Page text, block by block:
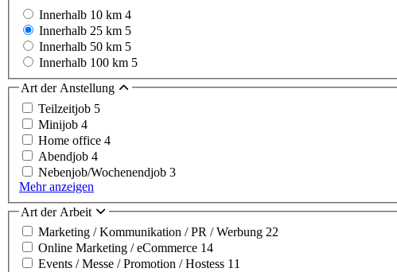
Innerhalb 10 km 4
Innerhalb 25 km 5
Innerhalb 50 km 5
Innerhalb 100 km 5
Art der Anstellung
Teilzeitjob 5
Minijob 4
Home office 4
Abendjob 4
Nebenjob/Wochenendjob 3
Mehr anzeigen
Art der Arbeit
Marketing / Kommunikation / PR / Werbung 22
Online Marketing / eCommerce 14
Events / Messe / Promotion / Hostess 11